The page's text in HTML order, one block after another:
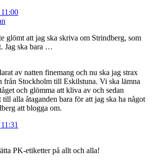
glömt att jag ska skriva om Strindberg, som
Jag ska bara …
av natten finemang och nu ska jag strax
från Stockholm till Eskilstuna. Vi ska lämna
och glömma att kliva av och sedan
till alla åtaganden bara för att jag ska ha något
att blogga om.
PK-etiketter på allt och alla!